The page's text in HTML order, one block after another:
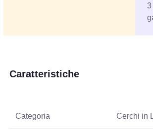
3
Caratteristiche
Categoria Cerchi in